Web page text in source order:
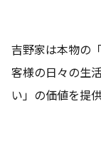
吉野家は本物の
客様の日々の生
い」の価値を提